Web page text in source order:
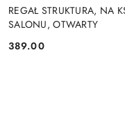
REGAŁ STRUKTURA, NA
SALONU, OTWARTY
Cena:
389.00